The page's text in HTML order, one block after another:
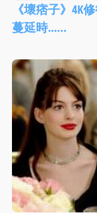
《壞痞子》4K
蔓延時...…